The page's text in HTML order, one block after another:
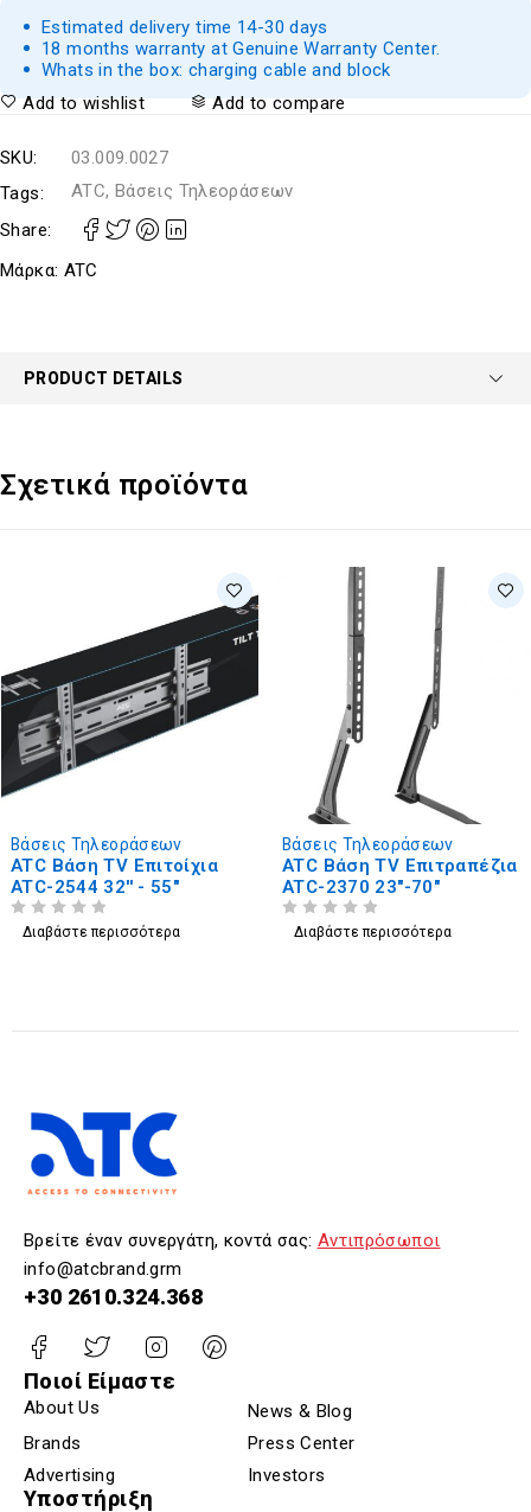
Estimated delivery time 14-30 days
18 months warranty at Genuine Warranty Center.
Whats in the box: charging cable and block
Add to wishlist
Add to compare
SKU:
03.009.0027
Tags:
ATC, Βάσεις Τηλεοράσεων
Share:
Μάρκα: ATC
PRODUCT DETAILS
Σχετικά προϊόντα
Βάσεις Τηλεοράσεων
ATC Βάση TV Επιτοίχια
ATC-2544 32'' - 55"
Διαβάστε περισσότερα
Βάσεις Τηλεοράσεων
ATC Βάση TV Επιτραπέζια
ATC-2370 23"-70"
Διαβάστε περισσότερα
Βρείτε έναν συνεργάτη, κοντά σας: Αντιπρόσωποι
info@atcbrand.grm
+30 2610.324.368
Ποιοί Είμαστε
About Us
News & Blog
Brands
Press Center
Advertising
Investors
Υποστήριξη